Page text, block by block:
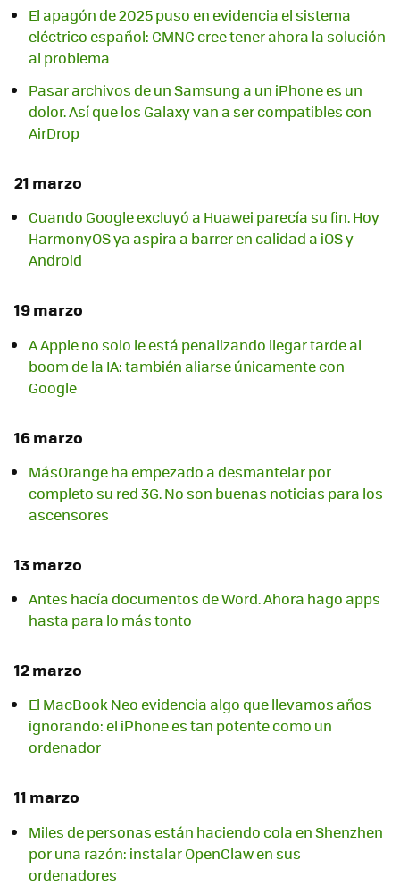
El apagón de 2025 puso en evidencia el sistema
eléctrico español: CMNC cree tener ahora la solución
al problema
Pasar archivos de un Samsung a un iPhone es un
dolor. Así que los Galaxy van a ser compatibles con
AirDrop
21 marzo
Cuando Google excluyó a Huawei parecía su fin. Hoy
HarmonyOS ya aspira a barrer en calidad a iOS y
Android
19 marzo
A Apple no solo le está penalizando llegar tarde al
boom de la IA: también aliarse únicamente con
Google
16 marzo
MásOrange ha empezado a desmantelar por
completo su red 3G. No son buenas noticias para los
ascensores
13 marzo
Antes hacía documentos de Word. Ahora hago apps
hasta para lo más tonto
12 marzo
El MacBook Neo evidencia algo que llevamos años
ignorando: el iPhone es tan potente como un
ordenador
11 marzo
Miles de personas están haciendo cola en Shenzhen
por una razón: instalar OpenClaw en sus
ordenadores